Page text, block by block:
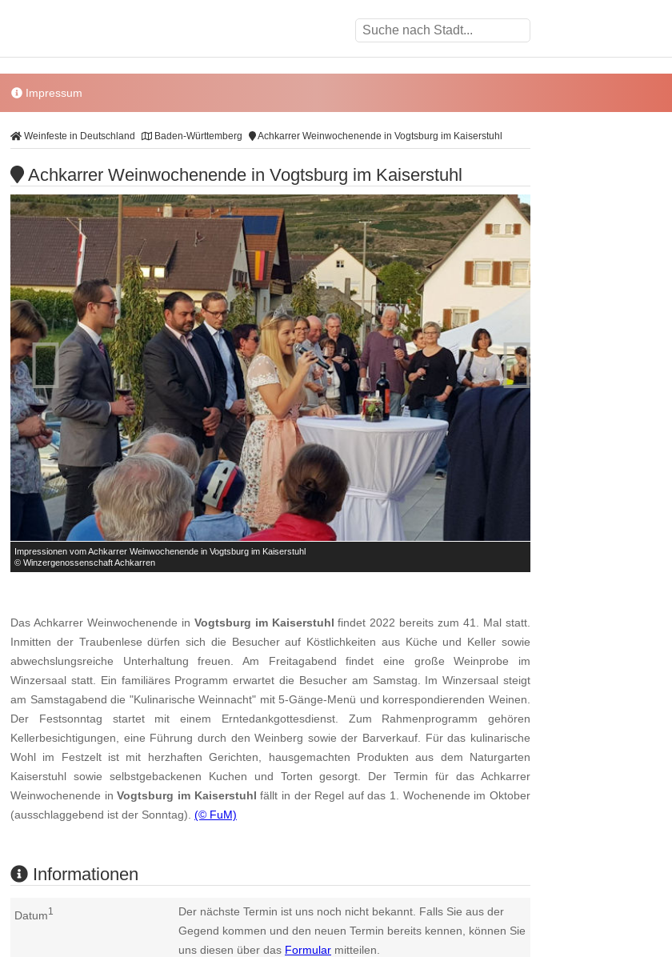
Impressum
Weinfeste in Deutschland Baden-Württemberg Achkarrer Weinwochenende in Vogtsburg im Kaiserstuhl
Achkarrer Weinwochenende in Vogtsburg im Kaiserstuhl
Impressionen vom Achkarrer Weinwochenende in Vogtsburg im Kaiserstuhl
© Winzergenossenschaft Achkarren
 
Das Achkarrer Weinwochenende in Vogtsburg im Kaiserstuhl findet 2022 bereits zum 41. Mal statt.
Inmitten der Traubenlese dürfen sich die Besucher auf Köstlichkeiten aus Küche und Keller sowie
abwechslungsreiche Unterhaltung freuen. Am Freitagabend findet eine große Weinprobe im
Winzersaal statt. Ein familiäres Programm erwartet die Besucher am Samstag. Im Winzersaal steigt
am Samstagabend die "Kulinarische Weinnacht" mit 5-Gänge-Menü und korrespondierenden Weinen.
Der Festsonntag startet mit einem Erntedankgottesdienst. Zum Rahmenprogramm gehören
Kellerbesichtigungen, eine Führung durch den Weinberg sowie der Barverkauf. Für das kulinarische
Wohl im Festzelt ist mit herzhaften Gerichten, hausgemachten Produkten aus dem Naturgarten
Kaiserstuhl sowie selbstgebackenen Kuchen und Torten gesorgt. Der Termin für das Achkarrer
Weinwochenende inVogtsburg im Kaiserstuhl fällt in der Regel auf das 1. Wochenende im Oktober
(ausschlaggebend ist der Sonntag). (© FuM)
Informationen
Datum1
Der nächste Termin ist uns noch nicht bekannt. Falls Sie aus der
Gegend kommen und den neuen Termin bereits kennen, können Sie
uns diesen über das Formular mitteilen.